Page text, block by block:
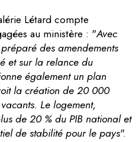
Létard compte
au ministère : "Avec
des amendements
et sur la relance du
également un plan
la création de 20 000
Le logement,
de 20 % du PIB national et
de stabilité pour le pays".